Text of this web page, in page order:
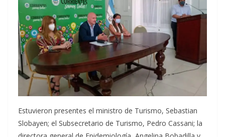
Estuvieron presentes el ministro de Turismo, Sebastian
Slobayen; el Subsecretario de Turismo, Pedro Cassani; la